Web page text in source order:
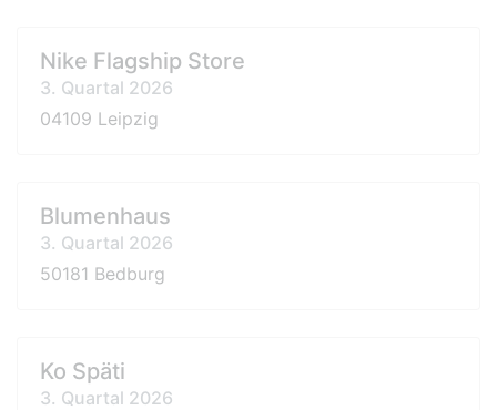
Nike Flagship Store
3. Quartal 2026
04109 Leipzig
Blumenhaus
3. Quartal 2026
50181 Bedburg
Ko Späti
3. Quartal 2026